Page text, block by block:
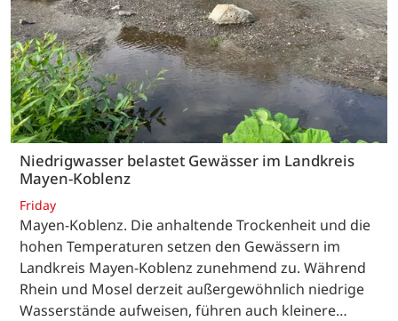
Niedrigwasser belastet Gewässer im Landkreis
Mayen-Koblenz
Friday
Mayen-Koblenz. Die anhaltende Trockenheit und die
hohen Temperaturen setzen den Gewässern im
Landkreis Mayen-Koblenz zunehmend zu. Während
Rhein und Mosel derzeit außergewöhnlich niedrige
Wasserstände aufweisen, führen auch kleinere…